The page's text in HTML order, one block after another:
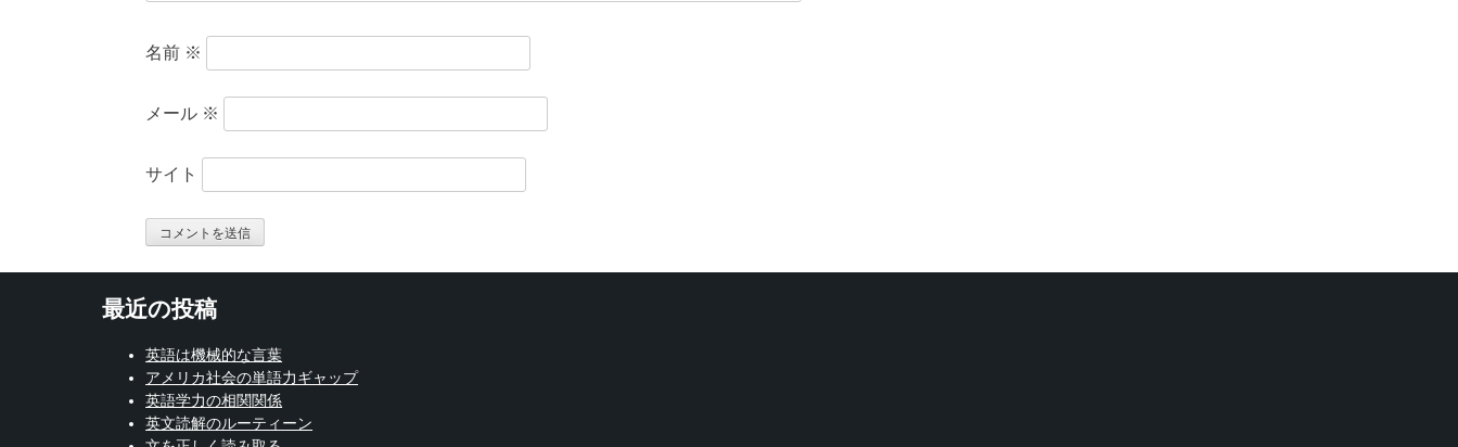
名前 ※
メール ※
サイト
最近の投稿
英語は機械的な言葉
アメリカ社会の単語力ギャップ
英語学力の相関関係
英文読解のルーティーン